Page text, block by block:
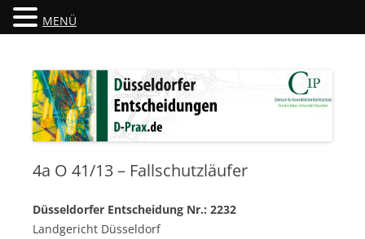
Düsseldorfer Entscheidungen
4a O 41/13 – Fallschutzläufer
Düsseldorfer Entscheidung Nr.: 2232
Landgericht Düsseldorf
MENÜ